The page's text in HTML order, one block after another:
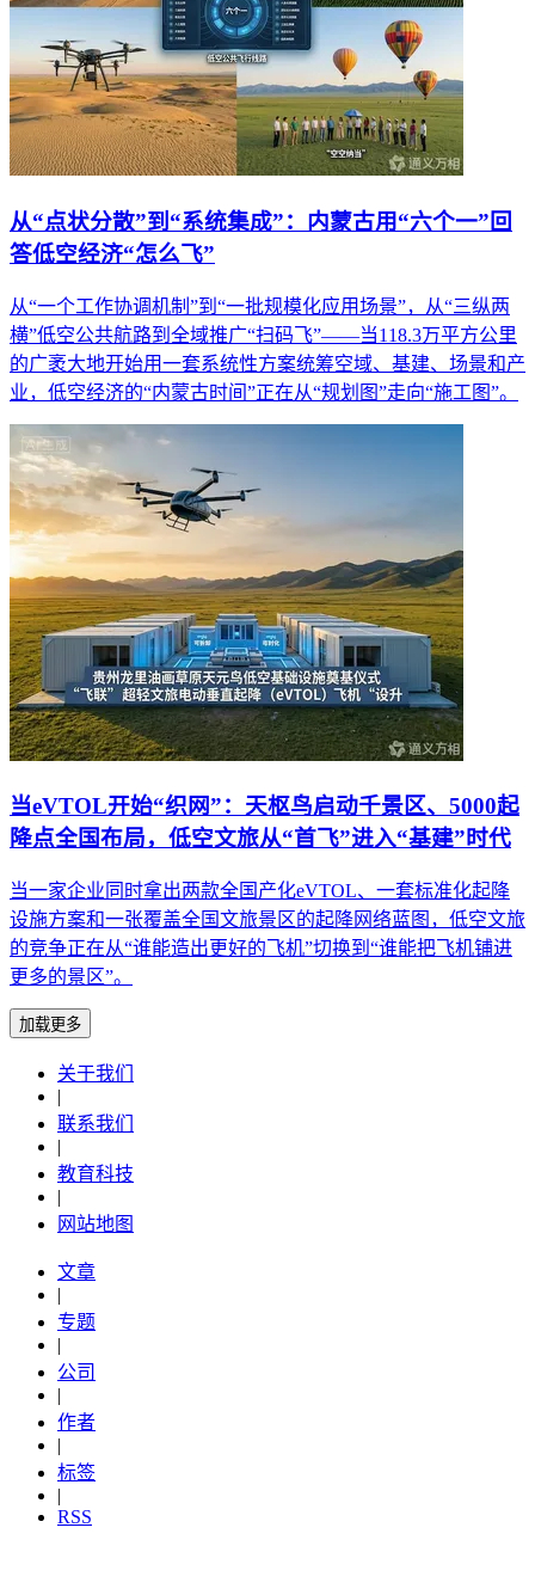
从“点状分散”到“系统集成”：内蒙古用“六个一”回
答低空经济“怎么飞”
从“一个工作协调机制”到“一批规模化应用场景”，从“三纵两
横”低空公共航路到全域推广“扫码飞”——当118.3万平方公里
的广袤大地开始用一套系统性方案统筹空域、基建、场景和产
业，低空经济的“内蒙古时间”正在从“规划图”走向“施工图”。
当eVTOL开始“织网”：天枢鸟启动千景区、5000起
降点全国布局，低空文旅从“首飞”进入“基建”时代
当一家企业同时拿出两款全国产化eVTOL、一套标准化起降
设施方案和一张覆盖全国文旅景区的起降网络蓝图，低空文旅
的竞争正在从“谁能造出更好的飞机”切换到“谁能把飞机铺进
更多的景区”。
加载更多
关于我们
|
联系我们
|
教育科技
|
网站地图
文章
|
专题
|
公司
|
作者
|
标签
|
RSS